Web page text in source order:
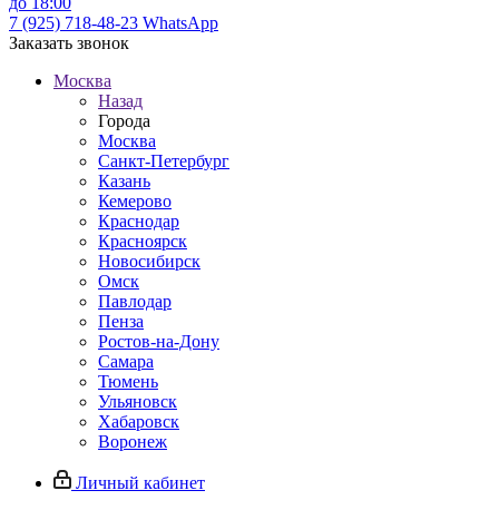
7 (925) 718-48-23 WhatsApp
Заказать звонок
Москва
Назад
Города
Москва
Санкт-Петербург
Казань
Кемерово
Краснодар
Красноярск
Новосибирск
Омск
Павлодар
Пенза
Ростов-на-Дону
Самара
Тюмень
Ульяновск
Хабаровск
Воронеж
Личный кабинет